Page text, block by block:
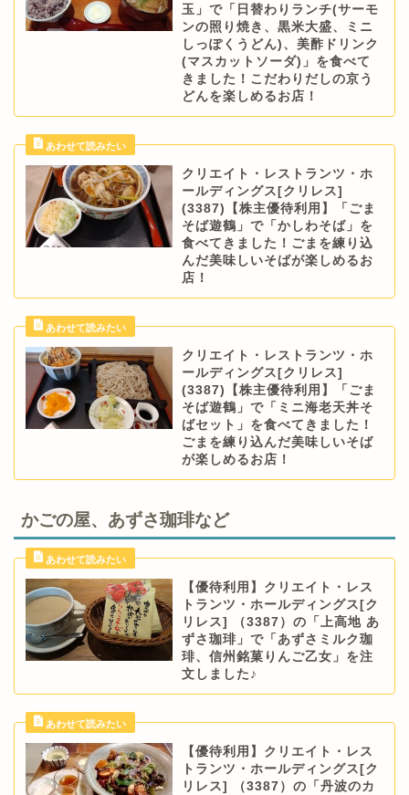
玉」で「日替わりランチ(サーモ
ンの照り焼き、黒米大盛、ミニ
しっぽくうどん)、美酢ドリンク
(マスカットソーダ)」を食べて
きました！こだわりだしの京う
どんを楽しめるお店！
クリエイト・レストランツ・ホ
ールディングス[クリレス]
(3387)【株主優待利用】「ごま
そば遊鶴」で「かしわそば」を
食べてきました！ごまを練り込
んだ美味しいそばが楽しめるお
店！
クリエイト・レストランツ・ホ
ールディングス[クリレス]
(3387)【株主優待利用】「ごま
そば遊鶴」で「ミニ海老天丼そ
ばセット」を食べてきました！
ごまを練り込んだ美味しいそば
が楽しめるお店！
かごの屋、あずさ珈琲など
【優待利用】クリエイト・レス
トランツ・ホールディングス[ク
リレス] （3387）の「上高地 あ
ずさ珈琲」で「あずさミルク珈
琲、信州銘菓りんご乙女」を注
文しました♪
【優待利用】クリエイト・レス
トランツ・ホールディングス[ク
リレス] （3387）の「丹波のカ